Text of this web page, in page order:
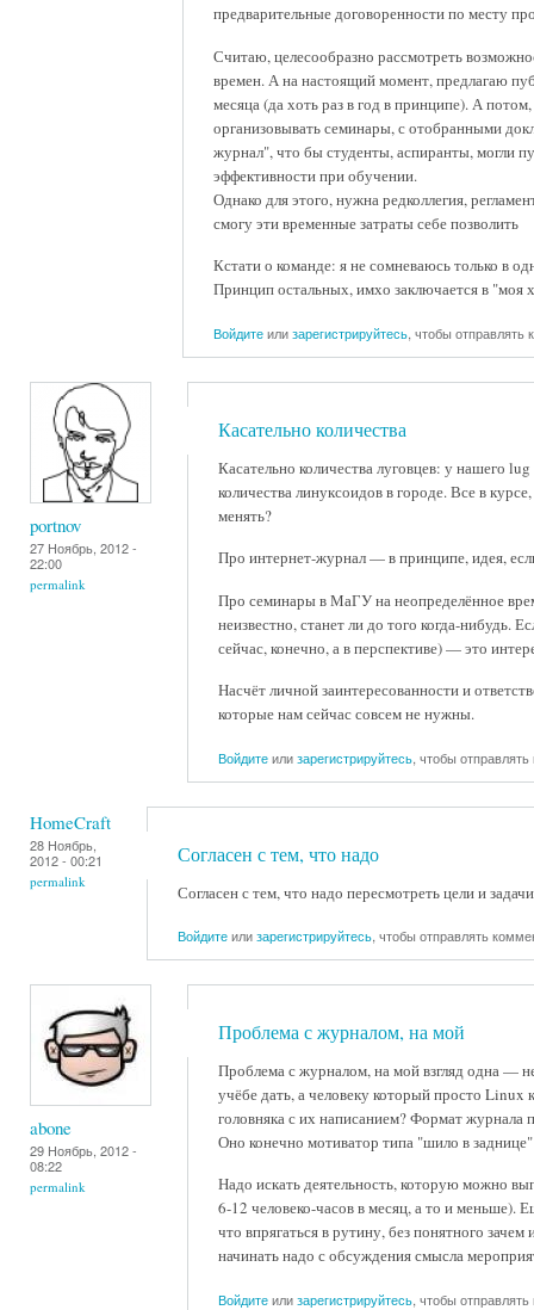
предварительные договоренности по месту
Считаю, целесообразно рассмотреть
времен. А на настоящий момент, предлагаю
месяца (да хоть раз в год в принципе). А
организовывать семинары, с отобранными
журнал", что бы студенты, аспиранты, могли
эффективности при обучении.
Однако для этого, нужна редколлегия,
смогу эти временные затраты себе позволить
Кстати о команде: я не сомневаюсь только в
Принцип остальных, имхо заключается в
Войдитеилизарегистрируйтесь, чтобы отправлять
portnov
27 Ноябрь, 2012 -
22:00
permalink
Касательно количества
Касательно количества луговцев: у нашего
количества линуксоидов в городе. Все в
менять?
Про интернет-журнал — в принципе, идея,
Про семинары в МаГУ на неопределённое
неизвестно, станет ли до того когда-нибудь.
сейчас, конечно, а в перспективе) — это
Насчёт личной заинтересованности и
которые нам сейчас совсем не нужны.
Войдитеилизарегистрируйтесь, чтобы
HomeCraft
28 Ноябрь,
2012 - 00:21
permalink
Согласен с тем, что надо
Согласен с тем, что надо пересмотреть цели и
Войдитеилизарегистрируйтесь, чтобы отправлять
abone
29 Ноябрь, 2012 -
08:22
permalink
Проблема с журналом, на мой
Проблема с журналом, на мой взгляд одна —
учёбе дать, а человеку который просто Linux
головняка с их написанием? Формат журнала
Оно конечно мотиватор типа "шило в заднице"
Надо искать деятельность, которую можно
6-12 человеко-часов в месяц, а то и меньше).
что впрягаться в рутину, без понятного
начинать надо с обсуждения смысла
Войдитеилизарегистрируйтесь, чтобы